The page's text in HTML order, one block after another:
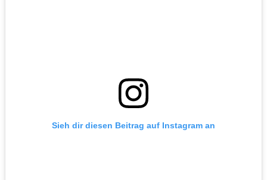
Sieh dir diesen Beitrag auf Instagram an